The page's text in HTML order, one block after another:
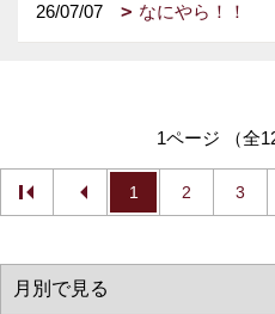
26/07/07 なにやら！！
1ページ （全
1 2 3